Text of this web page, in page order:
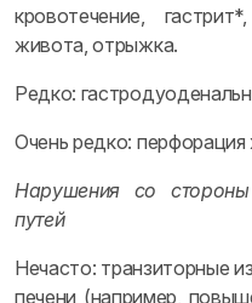
кровотечение,
живота, отрыжка.
Редко:
Очень редко:
Нарушения со
путей
Нечасто: транзиторные
печени (например,